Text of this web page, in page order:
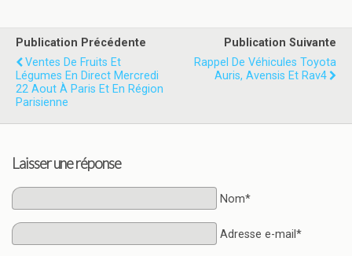
Publication Précédente
Ventes De Fruits Et
Légumes En Direct Mercredi
22 Aout À Paris Et En Région
Parisienne
Publication Suivante
Rappel De Véhicules Toyota
Auris, Avensis Et Rav4
Laisser une réponse
Nom*
Adresse e-mail*